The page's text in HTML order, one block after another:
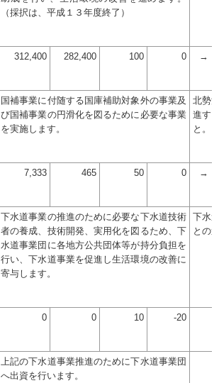
（採択は、平成１３年度終了）
312,400 282,400 100 0 →
国補事業に付随する国庫補助対象外の事業及
び国補事業の円滑化を図るために必要な事業
を実施します。
北勢
進す
と。
7,333 465 50 0 →
下水道事業の推進のために必要な下水道技術
者の養成、技術開発、実用化を図るため、下
水道事業団に各地方公共団体等が持分負担を
行い、下水道事業を促進し生活環境の改善に
寄与します。
下水
との
0 0 10 -20
上記の下水道事業推進のために下水道事業団
へ出資を行います。